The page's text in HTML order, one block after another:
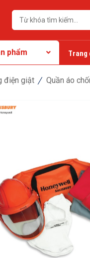
phẩm Trang
điện giật Quần áo